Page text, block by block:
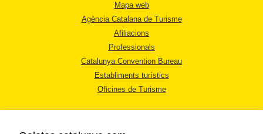
Mapa web
Agència Catalana de Turisme
Afiliacions
Professionals
Catalunya Convention Bureau
Establiments turístics
Oficines de Turisme